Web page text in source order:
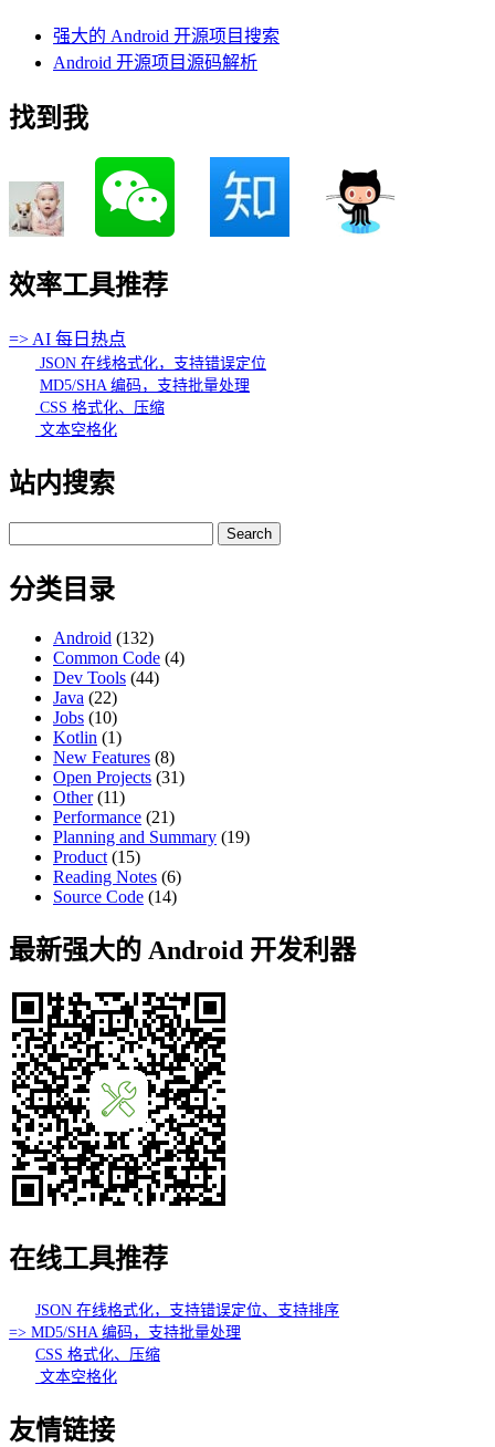
强大的 Android 开源项目搜索
Android 开源项目源码解析
找到我
效率工具推荐
=> AI 每日热点
JSON 在线格式化，支持错误定位
MD5/SHA 编码，支持批量处理
CSS 格式化、压缩
文本空格化
站内搜索
for:
分类目录
Android (132)
Common Code (4)
Dev Tools (44)
Java (22)
Jobs (10)
Kotlin (1)
New Features (8)
Open Projects (31)
Other(11)
Performance (21)
Planning and Summary (19)
Product (15)
Reading Notes (6)
Source Code (14)
最新强大的 Android 开发利器
在线工具推荐
JSON 在线格式化，支持错误定位、支持排序
=> MD5/SHA 编码，支持批量处理
CSS 格式化、压缩
文本空格化
友情链接